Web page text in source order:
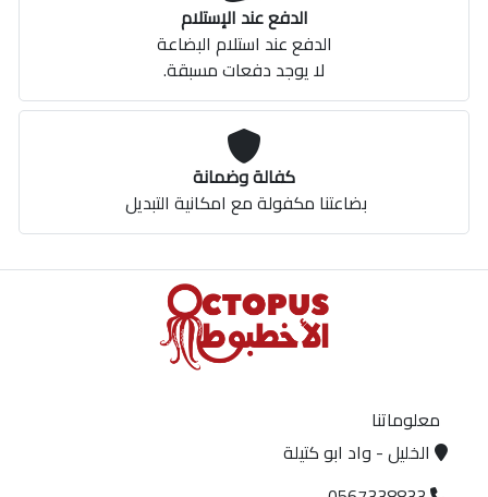
الدفع عند الإستلام
الدفع عند استلام البضاعة
لا يوجد دفعات مسبقة.
كفالة وضمانة
بضاعتنا مكفولة مع امكانية التبديل
معلوماتنا
الخليل - واد ابو كتيلة